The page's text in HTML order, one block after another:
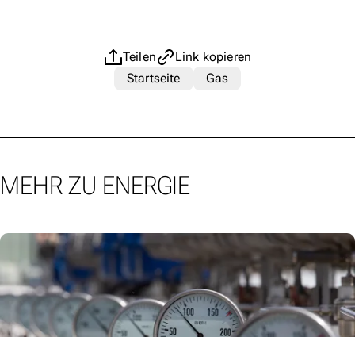
Teilen
Link kopieren
Startseite
Gas
MEHR ZU ENERGIE